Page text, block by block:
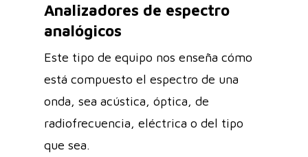
Analizadores de espectro
analógicos
Este tipo de equipo nos enseña cómo
está compuesto el espectro de una
onda, sea acústica, óptica, de
radiofrecuencia, eléctrica o del tipo
que sea.